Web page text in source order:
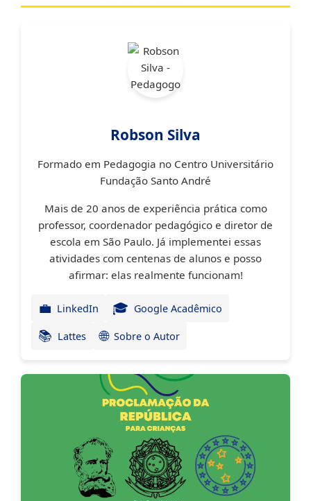
Robson Silva
Formado em Pedagogia no Centro Universitário
Fundação Santo André
Mais de 20 anos de experiência prática como
professor, coordenador pedagógico e diretor de
escola em São Paulo. Já implementei essas
atividades com centenas de alunos e posso
afirmar: elas realmente funcionam!
💼 LinkedIn 🎓 Google Acadêmico
📚 Lattes 🌐 Sobre o Autor